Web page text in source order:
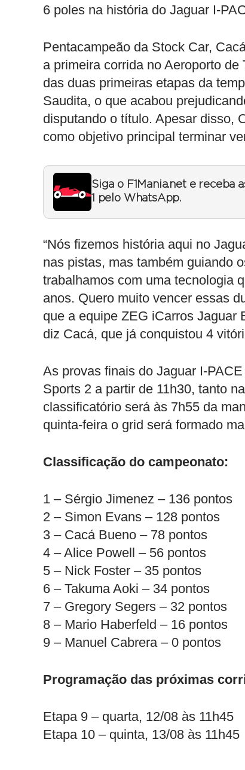
6 poles na história do Jaguar I-
Pentacampeão da Stock Car,
a primeira corrida no Aeroporto
das duas primeiras etapas da
Saudita, o que acabou
disputando o título. Apesar disso,
como objetivo principal terminar
Siga o F1Mania.net e receba
1 pelo WhatsApp.
“Nós fizemos história aqui no
nas pistas, mas também guiando
trabalhamos com uma tecnologia
anos. Quero muito vencer essas
que a equipe ZEG iCarros Jaguar
diz Cacá, que já conquistou 4
As provas finais do Jaguar I-
Sports 2 a partir de 11h30, tanto
classificatório será às 7h55 da
quinta-feira o grid será formado
Classificação do campeonato:
1 – Sérgio Jimenez – 136 pontos
2 – Simon Evans – 128 pontos
3 – Cacá Bueno – 78 pontos
4 – Alice Powell – 56 pontos
5 – Nick Foster – 35 pontos
6 – Takuma Aoki – 34 pontos
7 – Gregory Segers – 32 pontos
8 – Mario Haberfeld – 16 pontos
9 – Manuel Cabrera – 0 pontos
Programação das próximas
Etapa 9 – quarta, 12/08 às 11h45
Etapa 10 – quinta, 13/08 às 11h45